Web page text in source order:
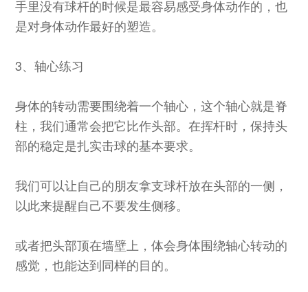
手里没有球杆的时候是最容易感受身体动作的，也
是对身体动作最好的塑造。
3、轴心练习
身体的转动需要围绕着一个轴心，这个轴心就是脊
柱，我们通常会把它比作头部。在挥杆时，保持头
部的稳定是扎实击球的基本要求。
我们可以让自己的朋友拿支球杆放在头部的一侧，
以此来提醒自己不要发生侧移。
或者把头部顶在墙壁上，体会身体围绕轴心转动的
感觉，也能达到同样的目的。